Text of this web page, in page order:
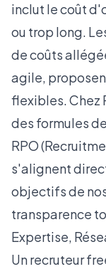
inclut le coût
ou trop long.
de coûts
agile,
flexibles. Chez
des formules
RPO
s'alignent
objectifs de
transparence
Expertise,
Un recruteur